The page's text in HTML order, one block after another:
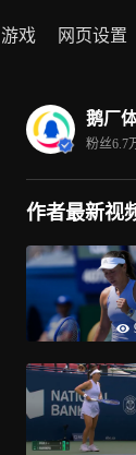
游戏 网页设置
鹅厂
粉丝6.7
作者最新视